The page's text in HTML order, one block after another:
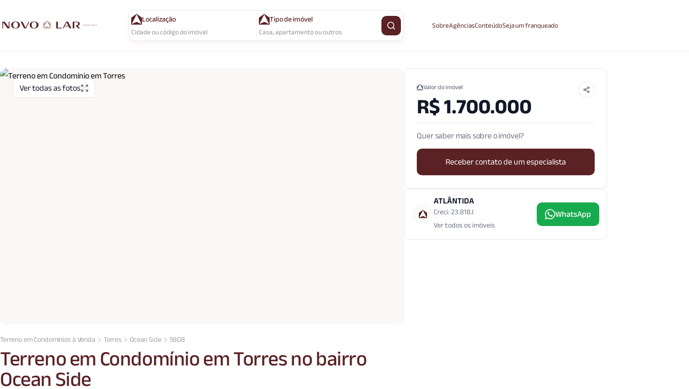
Localização Tipo de imóvel
Casa, apartamento ou outros Buscar imóvelSobreAgênciasConteúdoSeja um franqueado
Ver todas as fotos
Terreno em Condomínios à Venda Torres Ocean Side 5908
Terreno em Condomínio em Torres no bairro
Ocean Side
Valor do imóvel
R$ 1.700.000
Quer saber mais sobre o imóvel?
Receber contato de um especialista
ATLÂNTIDA
Creci: 23.818J
Ver todos os imóveis
WhatsApp